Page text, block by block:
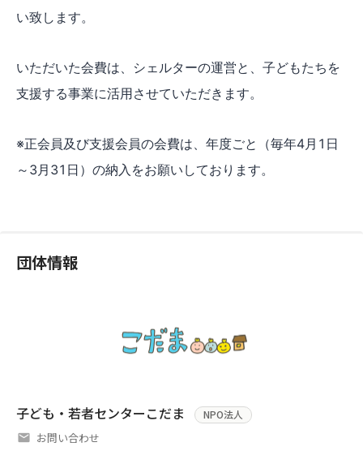
い致します。
いただいた会費は、シェルターの運営と、子どもたちを
支援する事業に活用させていただきます。
※正会員及び支援会員の会費は、年度ごと（毎年4月1日
～3月31日）の納入をお願いしております。
団体情報
子ども・若者センターこだま NPO法人
お問い合わせ